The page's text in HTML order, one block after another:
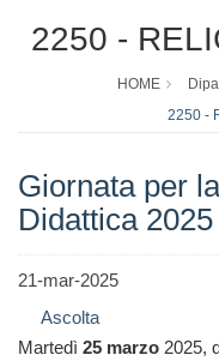
2250 -
HOME
2250 -
Giornata per
Didattica 2025
21-mar-2025
Ascolta
Martedì 25 marzo 2025,